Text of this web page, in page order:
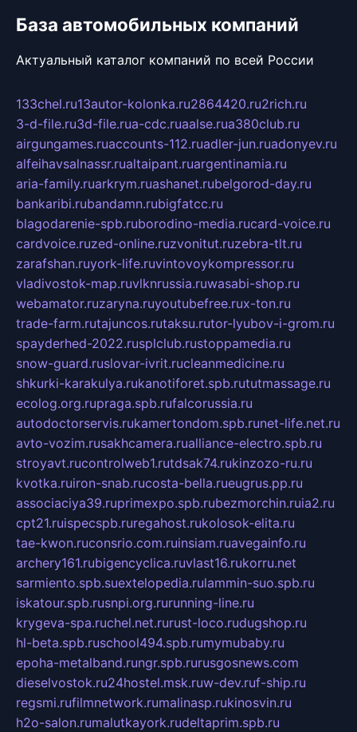
База автомобильных компаний
Актуальный каталог компаний по всей России
133chel.ru13autor-kolonka.ru2864420.ru2rich.ru
3-d-file.ru3d-file.rua-cdc.ruaalse.rua380club.ru
airgungames.ruaccounts-112.ruadler-jun.ruadonyev.ru
alfeihavsalnassr.rualtaipant.ruargentinamia.ru
aria-family.ruarkrym.ruashanet.rubelgorod-day.ru
bankaribi.rubandamn.rubigfatcc.ru
blagodarenie-spb.ruborodino-media.rucard-voice.ru
cardvoice.ruzed-online.ruzvonitut.ruzebra-tlt.ru
zarafshan.ruyork-life.ruvintovoykompressor.ru
vladivostok-map.ruvlknrussia.ruwasabi-shop.ru
webamator.ruzaryna.ruyoutubefree.rux-ton.ru
trade-farm.rutajuncos.rutaksu.rutor-lyubov-i-grom.ru
spayderhed-2022.rusplclub.rustoppamedia.ru
snow-guard.ruslovar-ivrit.rucleanmedicine.ru
shkurki-karakulya.rukanotiforet.spb.rututmassage.ru
ecolog.org.rupraga.spb.rufalcorussia.ru
autodoctorservis.rukamertondom.spb.runet-life.net.ru
avto-vozim.rusakhcamera.rualliance-electro.spb.ru
stroyavt.rucontrolweb1.rutdsak74.rukinzozo-ru.ru
kvotka.ruiron-snab.rucosta-bella.rueugrus.pp.ru
associaciya39.ruprimexpo.spb.rubezmorchin.ruia2.ru
cpt21.ruispecspb.ruregahost.rukolosok-elita.ru
tae-kwon.ruconsrio.com.ruinsiam.ruavegainfo.ru
archery161.rubigencyclica.ruvlast16.rukorru.net
sarmiento.spb.suextelopedia.rulammin-suo.spb.ru
iskatour.spb.rusnpi.org.rurunning-line.ru
krygeva-spa.ruchel.net.rurust-loco.rudugshop.ru
hl-beta.spb.ruschool494.spb.rumymubaby.ru
epoha-metalband.rungr.spb.rurusgosnews.com
dieselvostok.ru24hostel.msk.ruw-dev.ruf-ship.ru
regsmi.rufilmnetwork.rumalinasp.rukinosvin.ru
h2o-salon.rumalutkayork.rudeltaprim.spb.ru